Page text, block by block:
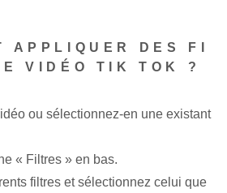
APPLIQUER DES FI
VIDÉO TIK TOK ?
ou sélectionnez-en une existant
« Filtres »⁣ en bas.
filtres et sélectionnez celui que